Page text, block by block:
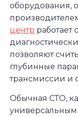
оборудования,
центр
позволяют
глубинные
трансмиссии и
Обычная СТО,